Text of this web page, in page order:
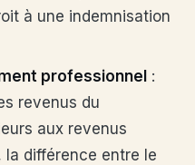
à une indemnisation
professionnel :
revenus du
aux revenus
la différence entre le